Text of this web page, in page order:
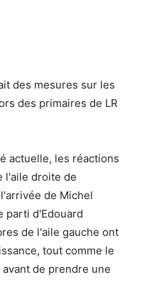
des mesures sur les
des primaires de LR
actuelle, les réactions
l'aile droite de
de Michel
parti d'Edouard
de l'aile gauche ont
tout comme le
de prendre une